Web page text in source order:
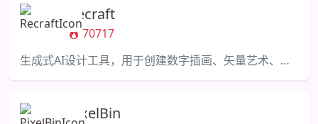
Recraft
70717
生成式AI设计工具，用于创建数字插画、矢量艺术、图标和3D图形，在统一的品牌风格下。
PixelBin